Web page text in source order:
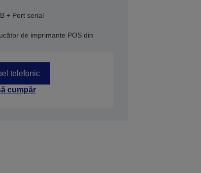
+ Port serial
de imprimante POS din
telefonic
cumpăr